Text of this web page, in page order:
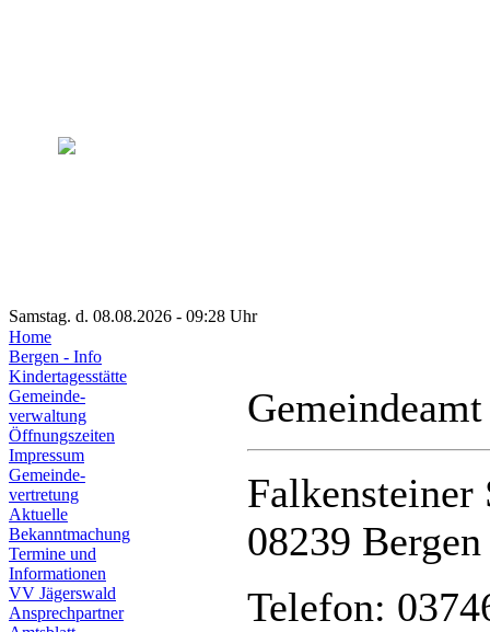
Samstag. d. 08.08.2026 - 09:28 Uhr
Home
Bergen - Info
Kindertagesstätte
Gemeinde-
verwaltung
Öffnungszeiten
Impressum
Gemeinde-
vertretung
Aktuelle
Bekanntmachung
Termine und
Informationen
VV Jägerswald
Ansprechpartner
Falkensteiner
08239 Bergen
Telefon: